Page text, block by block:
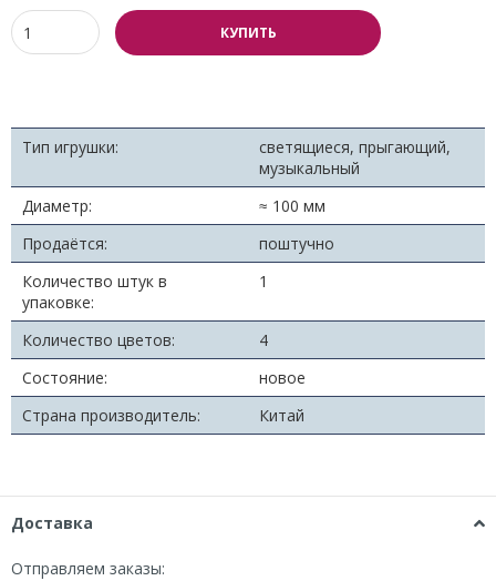
КУПИТЬ
Тип игрушки:
светящиеся, прыгающий,
музыкальный
Диаметр:
≈ 100 мм
Продаётся:
поштучно
Количество штук в
упаковке:
1
Количество цветов:
4
Состояние:
новое
Страна производитель:
Китай
Доставка
Отправляем заказы: